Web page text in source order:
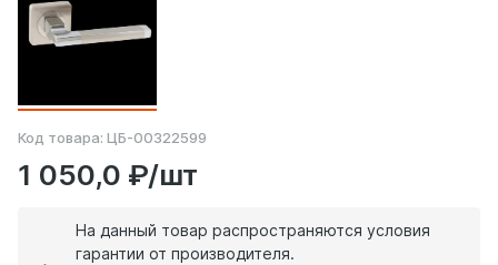
Код товара: ЦБ-00322599
1 050,0 ₽/шт
На данный товар распространяются условия
гарантии от производителя.